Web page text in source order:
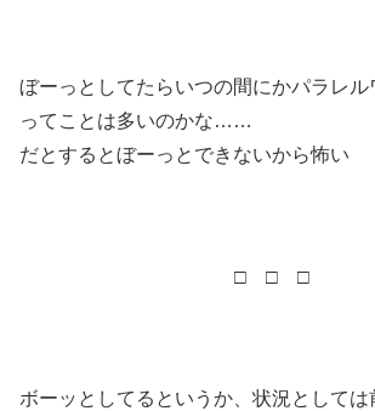
ぼーっとしてたらいつの間にかパラレル
ってことは多いのかな……
だとするとぼーっとできないから怖い
□ □ □
ボーッとしてるというか、状況として